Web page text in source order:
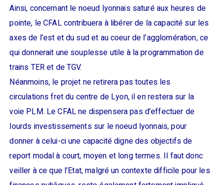
Ainsi, concernant le noeud lyonnais saturé aux heures de
pointe, le CFAL contribuera à libérer de la capacité sur les
axes de l’est et du sud et au coeur de l’agglomération, ce
qui donnerait une souplesse utile à la programmation de
trains TER et de TGV.
Néanmoins, le projet ne retirera pas toutes les
circulations fret du centre de Lyon, il en restera sur la
voie PLM. Le CFAL ne dispensera pas d’effectuer de
lourds investissements sur le noeud lyonnais, pour
donner à celui-ci une capacité digne des objectifs de
report modal à court, moyen et long termes. Il faut donc
veiller à ce que l’Etat, malgré un contexte difficile pour les